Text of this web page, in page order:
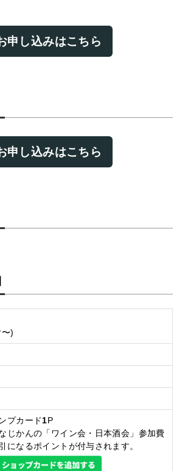
申し込みはこちら
申し込みはこちら
)
プカード1P
じかんの「ワイン会・日本酒会」参加費
になるポイントが付与されます。